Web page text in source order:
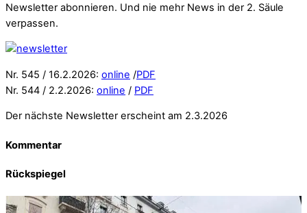
Newsletter abonnieren. Und nie mehr News in der 2. Säule
verpassen.
Nr. 545 / 16.2.2026: online /PDF
Nr. 544 / 2.2.2026: online / PDF
Der nächste Newsletter erscheint am 2.3.2026
Kommentar
Rückspiegel